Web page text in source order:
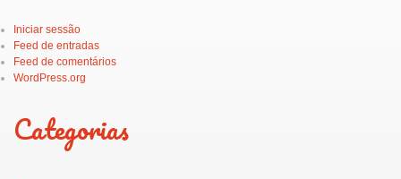
Iniciar sessão
Feed de entradas
Feed de comentários
WordPress.org
Categorias